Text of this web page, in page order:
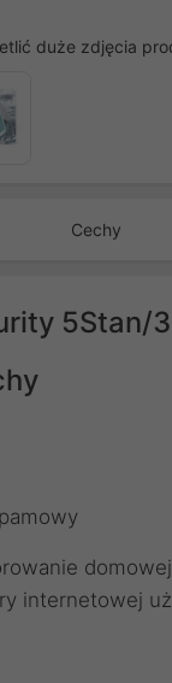
duże zdjęcia
Cechy
5Stan/
internetowej